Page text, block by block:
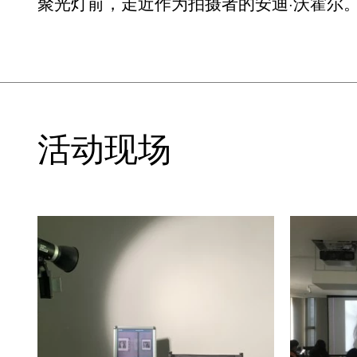
聚光灯前，走近作为拍摄者的安迪·沃霍尔
活动现场